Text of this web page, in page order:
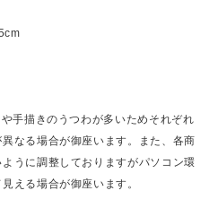
手描きのうつわが多いためそれぞれ
なる場合が御座います。また、各商
うに調整しておりますがパソコン環
える場合が御座います。